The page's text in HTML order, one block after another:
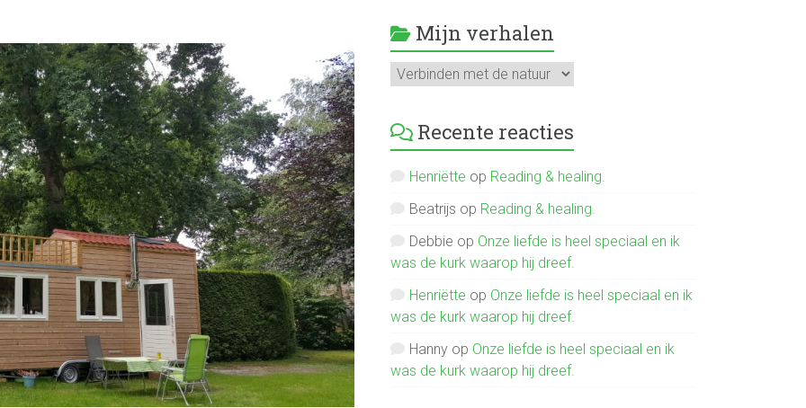
Mijn verhalen
Mijn
verhalen
Recente reacties
Henriëtte op Reading & healing.
Beatrijs op Reading & healing.
Debbie op Onze liefde is heel speciaal en ik
was de kurk waarop hij dreef.
Henriëtte op Onze liefde is heel speciaal en ik
was de kurk waarop hij dreef.
Hanny op Onze liefde is heel speciaal en ik
was de kurk waarop hij dreef.